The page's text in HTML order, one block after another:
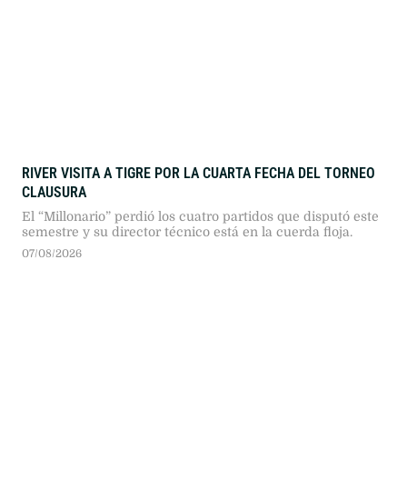
RIVER VISITA A TIGRE POR LA CUARTA FECHA DEL TORNEO
CLAUSURA
El “Millonario” perdió los cuatro partidos que disputó este
semestre y su director técnico está en la cuerda floja.
07/08/2026